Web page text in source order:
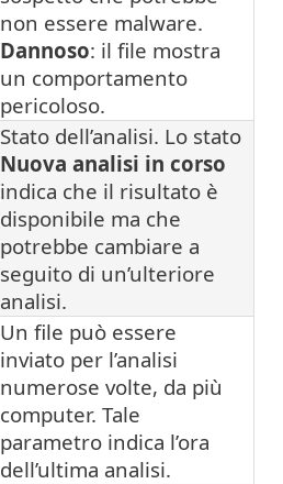
non essere malware.
Dannoso: il file mostra
un comportamento
pericoloso.
Stato dell’analisi. Lo stato
Nuova analisi in corso
indica che il risultato è
disponibile ma che
potrebbe cambiare a
seguito di un’ulteriore
analisi.
Un file può essere
inviato per l’analisi
numerose volte, da più
computer. Tale
parametro indica l’ora
dell’ultima analisi.